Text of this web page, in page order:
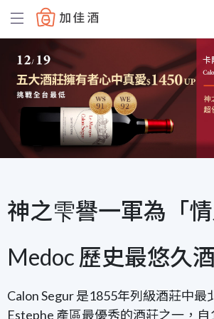
Baccus
神之雫譽一軍為「情
Medoc 歷史最悠久
Calon Segur 是1855年列級酒莊中最
Estephe 產區最優秀的酒莊之一，